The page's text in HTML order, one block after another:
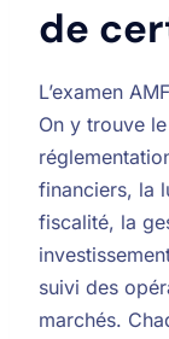
de
L’examen
On y trouve
financiers, la
fiscalité, la
suivi des
marchés.